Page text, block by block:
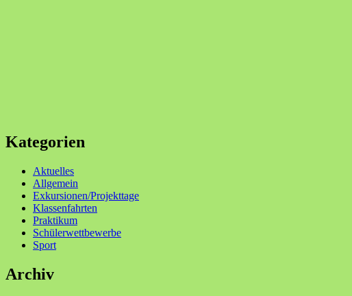
Kategorien
Aktuelles
Allgemein
Exkursionen/Projekttage
Klassenfahrten
Praktikum
Schülerwettbewerbe
Sport
Archiv